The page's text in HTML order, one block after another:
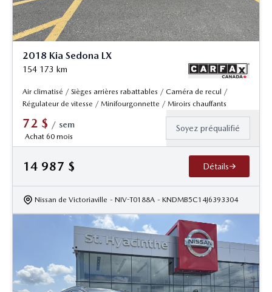
2018 Kia Sedona LX
154 173 km
Air climatisé / Sièges arrières rabattables / Caméra de recul /
Régulateur de vitesse / Minifourgonnette / Miroirs chauffants
72 $ / sem
Achat 60 mois
Soyez préqualifié
14 987 $ Détails
Nissan de Victoriaville - NIV-T0188A - KNDMB5C14J6393304